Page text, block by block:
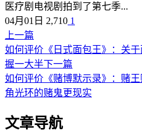
医疗剧电视剧拍到了第七季...
04月01日 2,710 1
上一篇
如何评价《日式面包王》：关
握一大半下一篇
如何评价《赌博默示录》：赌
角光环的赌鬼更现实
文章导航